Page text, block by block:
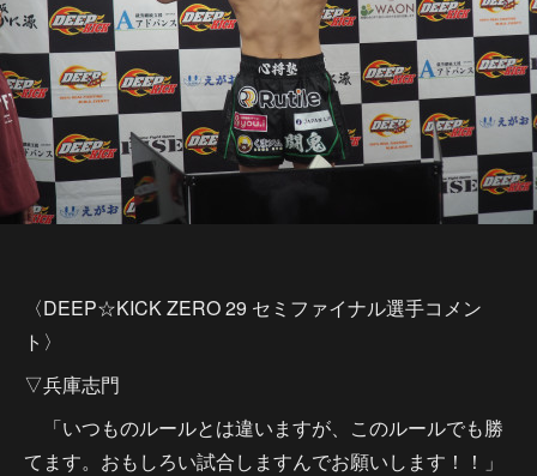
〈DEEP☆KICK ZERO 29 セミファイナル選手コメン
ト〉
▽兵庫志門
「いつものルールとは違いますが、このルールでも勝
てます。おもしろい試合しますんでお願いします！！」